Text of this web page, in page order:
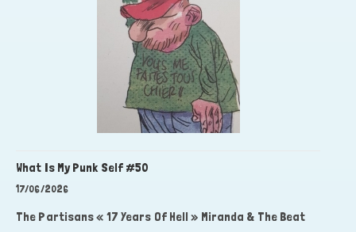
What Is My Punk Self #50
17/06/2026
The Partisans « 17 Years Of Hell » Miranda & The Beat